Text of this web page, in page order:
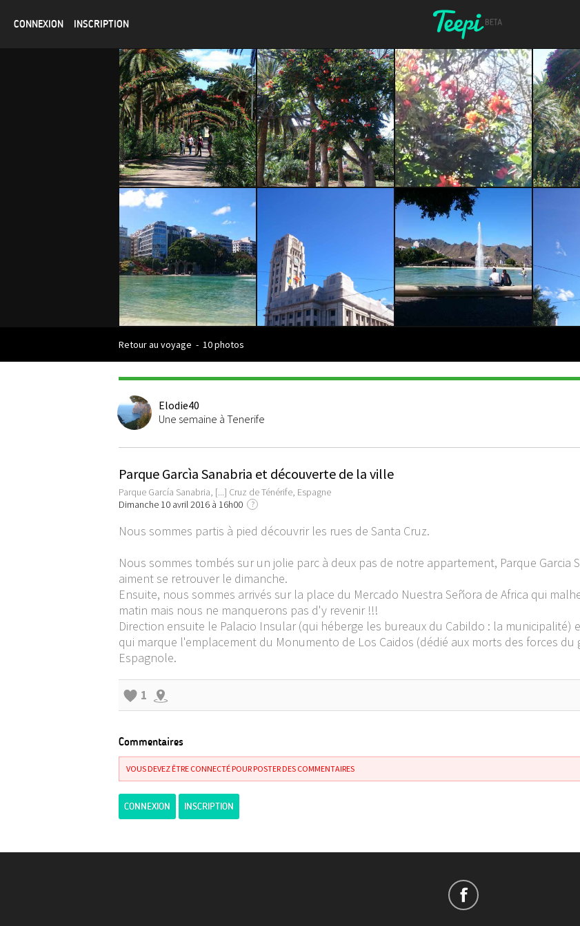
CONNEXION INSCRIPTION
Retour au voyage - 10 photos
Elodie40
Une semaine à Tenerife
Parque Garcìa Sanabria et découverte de la ville
Parque García Sanabria, [...] Cruz de Ténérife, Espagne
Dimanche 10 avril 2016 à 16h00
?
Nous sommes partis à pied découvrir les rues de Santa Cruz.
Nous sommes tombés sur un jolie parc à deux pas de notre appartement, Parque Garcia
aiment se retrouver le dimanche.
Ensuite, nous sommes arrivés sur la place du Mercado Nuestra Señora de Africa qui
matin mais nous ne manquerons pas d'y revenir !!!
Direction ensuite le Palacio Insular (qui héberge les bureaux du Cabildo : la municipalité)
qui marque l'emplacement du Monumento de Los Caidos (dédié aux morts des forces
Espagnole.
1
Commentaires
VOUS DEVEZ ÊTRE CONNECTÉ POUR POSTER DES COMMENTAIRES
CONNEXION INSCRIPTION